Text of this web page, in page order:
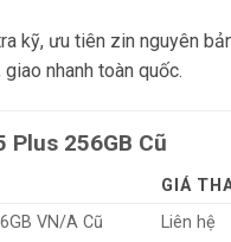
kỹ, ưu tiên zin nguyên
nhanh toàn quốc.
Plus 256GB Cũ
GIÁ
VN/A Cũ
Liên hệ